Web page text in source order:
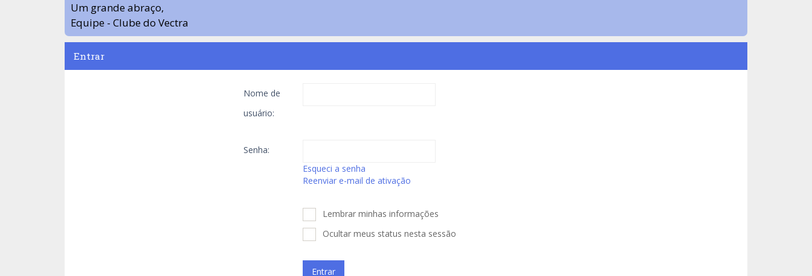
Um grande abraço,
Equipe - Clube do Vectra
Entrar
Nome de
usuário:
Senha:
Esqueci a senha
Reenviar e-mail de ativação
Lembrar minhas informações
Ocultar meus status nesta sessão